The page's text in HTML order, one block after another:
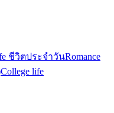
ชีวิตประจำวันRomance
College life